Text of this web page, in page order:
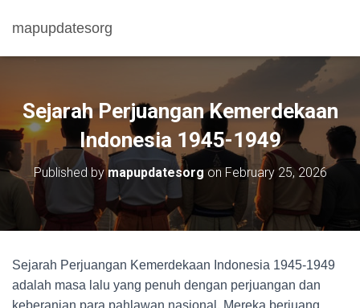
mapupdatesorg
Sejarah Perjuangan Kemerdekaan
Indonesia 1945-1949
Published bymapupdatesorg on February 25, 2026
Sejarah Perjuangan Kemerdekaan Indonesia 1945-1949
adalah masa lalu yang penuh dengan perjuangan dan
keberanian para pahlawan nasional. Mereka berjuang